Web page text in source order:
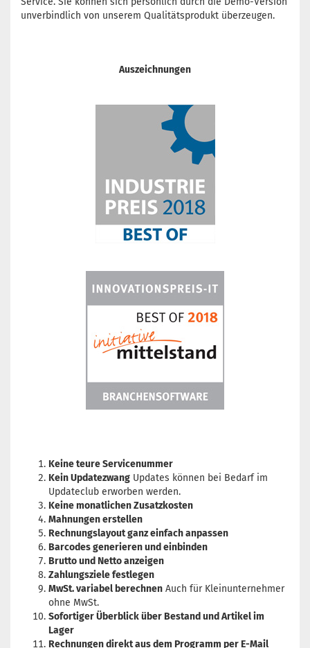
unverbindlich von unserem Qualitätsprodukt überzeugen.
Auszeichnungen
Keine teure Servicenummer
Kein Updatezwang Updates können bei Bedarf im
Updateclub erworben werden.
Keine monatlichen Zusatzkosten
Mahnungen erstellen
Rechnungslayout ganz einfach anpassen
Barcodes generieren und einbinden
Brutto und Netto anzeigen
Zahlungsziele festlegen
MwSt. variabel berechnen Auch für Kleinunternehmer
ohne MwSt.
Sofortiger Überblick über Bestand und Artikel im
Lager
Rechnungen direkt aus dem Programm per E-Mail